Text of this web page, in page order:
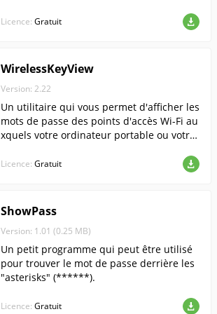
enregistreurs de frappe SpyWare et la fai
Licence: Gratuit
WirelessKeyView
Version: 2.22
Un utilitaire qui vous permet d'afficher les
mots de passe des points d'accès Wi-Fi au
xquels votre ordinateur portable ou votre
Licence: Gratuit
ShowPass
Version: 1.01 (0.25 MB)
Un petit programme qui peut être utilisé
pour trouver le mot de passe derrière les
"asterisks" (******).
Licence: Gratuit